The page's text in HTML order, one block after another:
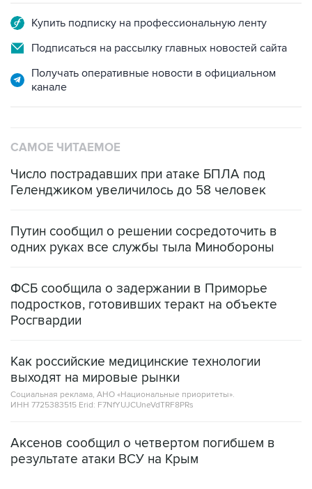
Купить подписку на профессиональную ленту
Подписаться на рассылку главных новостей сайта
Получать оперативные новости в официальном
канале
САМОЕ ЧИТАЕМОЕ
Число пострадавших при атаке БПЛА под
Геленджиком увеличилось до 58 человек
Путин сообщил о решении сосредоточить в
одних руках все службы тыла Минобороны
ФСБ сообщила о задержании в Приморье
подростков, готовивших теракт на объекте
Росгвардии
Как российские медицинские технологии
выходят на мировые рынки
Социальная реклама, АНО «Национальные приоритеты».
ИНН 7725383515 Erid: F7NfYUJCUneVdTRF8PRs
Аксенов сообщил о четвертом погибшем в
результате атаки ВСУ на Крым